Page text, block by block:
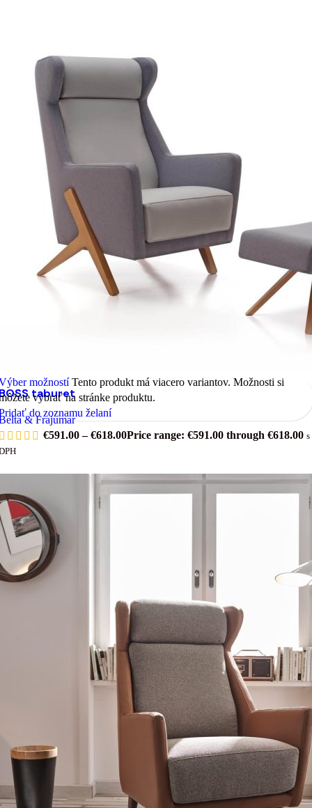
možností Tento produkt má viacero variantov. Možnosti si
vybrať na stránke produktu.
do zoznamu želaní
taburet
& Frajumar
€591.00 – €618.00Price range: €591.00 through €618.00 s